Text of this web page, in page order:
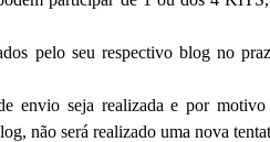
pelo seu respectivo blog no
envio seja realizada e por
não será realizado uma nova